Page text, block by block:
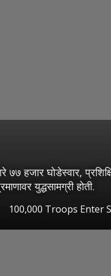
७७ हजार घोडेस्वार,
युद्धसामग्री होती.
100,000 Troops Enter